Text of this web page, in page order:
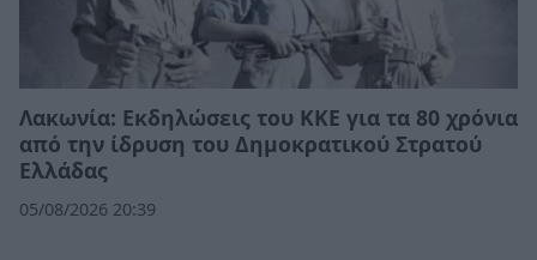
Λακωνία: Εκδηλώσεις του ΚΚΕ για τα 80 χρόνια
από την ίδρυση του Δημοκρατικού Στρατού
Ελλάδας
05/08/2026 20:39